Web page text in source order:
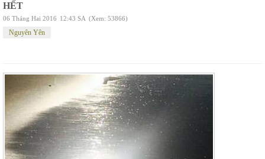
HẾT
06 Tháng Hai 2016 12:43 SA (Xem: 53866)
Nguyên Yên